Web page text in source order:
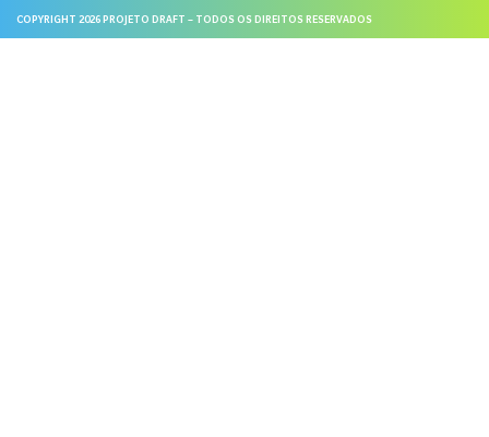
COPYRIGHT 2026 PROJETO DRAFT – TODOS OS DIREITOS RESERVADOS